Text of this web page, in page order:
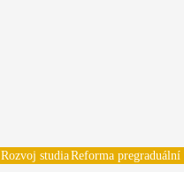
Rozvoj studiaReforma